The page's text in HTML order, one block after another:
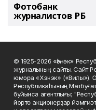
Фотобанк
журналистов РБ
© 1925-2026 «Һәнәк»
журналының сайты. Сайт
юмора «Хэнэк» («Вилы»).
Республикаһының
буйынса агентлығы;
йорто акционерҙар